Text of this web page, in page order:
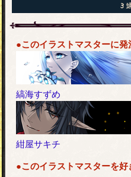
●このイラストマスターに
縞海すずめ
紺屋サキチ
●このイラストマスターを